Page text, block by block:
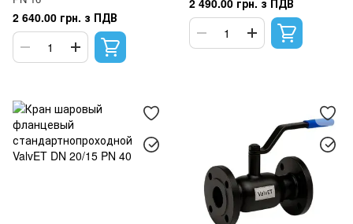
2 640.00 грн. з ПДВ
2 490.00 грн. з ПДВ